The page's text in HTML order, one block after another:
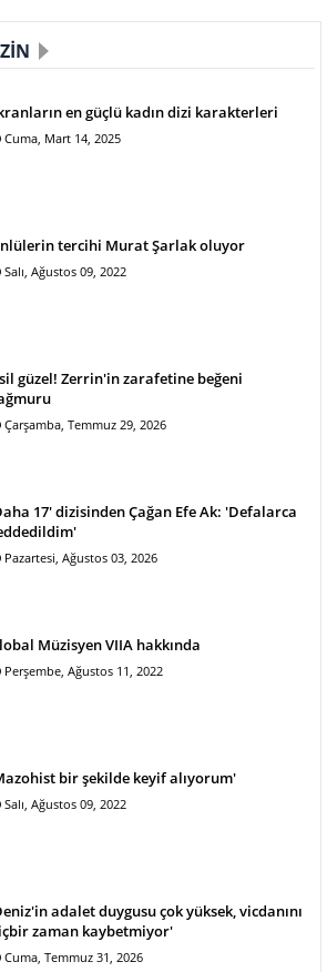
en güçlü kadın dizi karakterleri
Cuma, Mart 14, 2025
tercihi Murat Şarlak oluyor
Salı, Ağustos 09, 2022
güzel! Zerrin'in zarafetine beğeni
Çarşamba, Temmuz 29, 2026
17' dizisinden Çağan Efe Ak: 'Defalarca
Pazartesi, Ağustos 03, 2026
Müzisyen VIIA hakkında
Perşembe, Ağustos 11, 2022
bir şekilde keyif alıyorum'
Salı, Ağustos 09, 2022
adalet duygusu çok yüksek, vicdanını
zaman kaybetmiyor'
Cuma, Temmuz 31, 2026